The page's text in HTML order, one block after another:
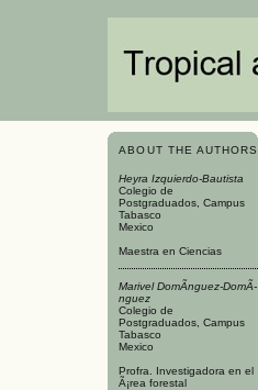
ABOUT THE AUTHORS
Heyra Izquierdo-Bautista
Colegio de
Postgraduados, Campus
Tabasco
Mexico
Maestra en Ciencias
Marivel DomÃ­nguez-DomÃ­
nguez
Colegio de
Postgraduados, Campus
Tabasco
Mexico
Profra. Investigadora en el
Ã¡rea forestal